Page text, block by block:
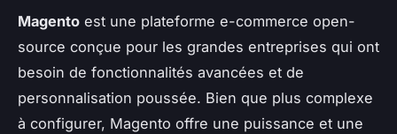
Magento est une plateforme e-commerce open-
source conçue pour les grandes entreprises qui ont
besoin de fonctionnalités avancées et de
personnalisation poussée. Bien que plus complexe
à configurer, Magento offre une puissance et une